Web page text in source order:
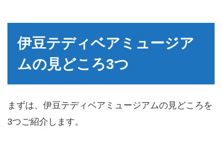
伊豆テディベアミュージア
ムの見どころ3つ
まずは、伊豆テディベアミュージアムの見どころを
3つご紹介します。